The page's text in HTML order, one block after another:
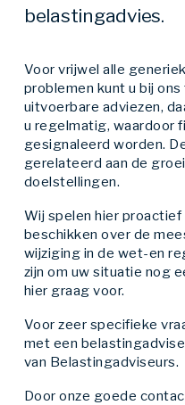
belastingadvies.
Voor vrijwel alle
problemen kunt u bij
uitvoerbare adviezen,
u regelmatig, waardoor
gesignaleerd worden.
gerelateerd aan de
doelstellingen.
Wij spelen hier proactief
beschikken over de
wijziging in de wet-en
zijn om uw situatie nog
hier graag voor.
Voor zeer specifieke
met een
van Belastingadviseurs.
Door onze goede